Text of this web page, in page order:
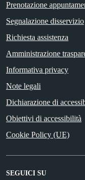
Prenotazione
Segnalazione disservizio
Richiesta assistenza
Amministrazione
Informativa privacy
Note legali
Dichiarazione di
Obiettivi di accessibilità
Cookie Policy (UE)
SEGUICI SU